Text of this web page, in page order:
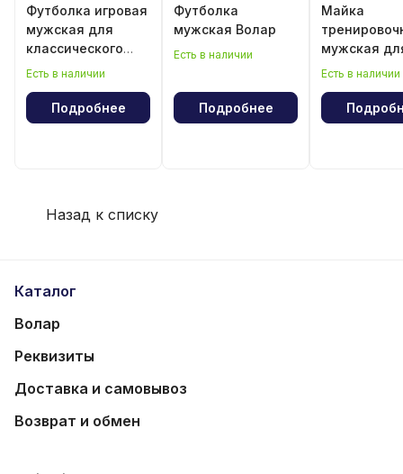
Футболка игровая
мужская для
классического
волейбола
Есть в наличии
Подробнее
Футболка
мужская Волар
Есть в наличии
Подробнее
Майка
мужская
Есть в наличии
Назад к списку
Каталог
Волар
Реквизиты
Доставка и самовывоз
Возврат и обмен